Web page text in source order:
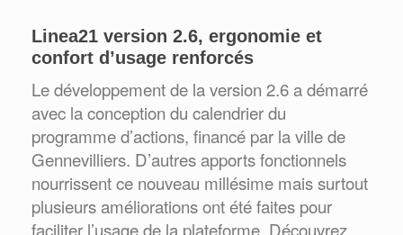
Linea21 version 2.6, ergonomie et
confort d’usage renforcés
Le développement de la version 2.6 a démarré
avec la conception du calendrier du
programme d’actions, financé par la ville de
Gennevilliers. D’autres apports fonctionnels
nourrissent ce nouveau millésime mais surtout
plusieurs améliorations ont été faites pour
faciliter l’usage de la plateforme. Découvrez,